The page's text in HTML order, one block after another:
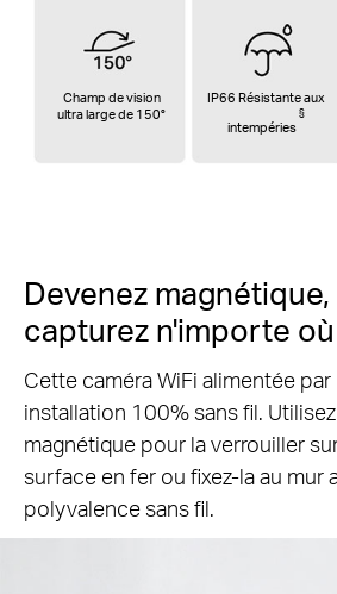
Champ de vision
ultra large de 150°
IP66 Résistante aux
intempéries
§
Devenez magnétique,
capturez n'importe
Cette caméra WiFi alimentée
installation 100% sans fil.
magnétique pour la verrouiller
surface en fer ou fixez-la au mur
polyvalence sans fil.